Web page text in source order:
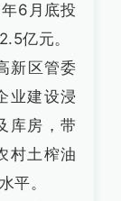
6月底投
亿元。
新区管委
业建设浸
库房，带
村土榨油
平。